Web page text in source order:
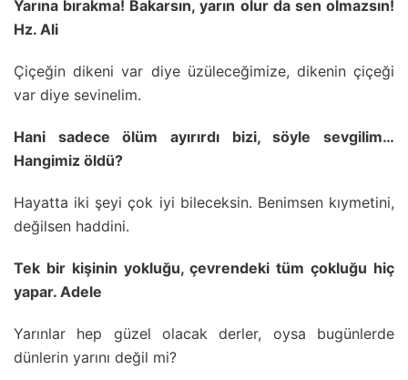
Yarına bırakma! Bakarsın, yarın olur da sen olmazsın!
Hz. Ali
Çiçeğin dikeni var diye üzüleceğimize, dikenin çiçeği
var diye sevinelim.
Hani sadece ölüm ayırırdı bizi, söyle sevgilim…
Hangimiz öldü?
Hayatta iki şeyi çok iyi bileceksin. Benimsen kıymetini,
değilsen haddini.
Tek bir kişinin yokluğu, çevrendeki tüm çokluğu hiç
yapar. Adele
Yarınlar hep güzel olacak derler, oysa bugünlerde
dünlerin yarını değil mi?